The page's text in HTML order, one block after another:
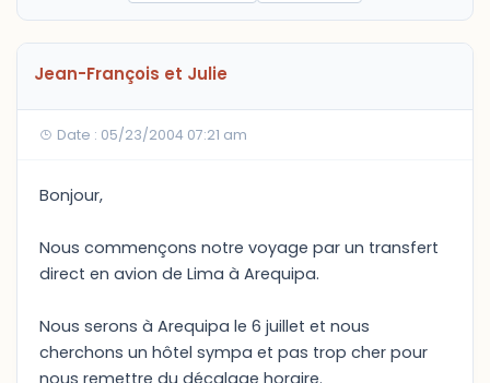
Jean-François et Julie
Date : 05/23/2004 07:21 am
Bonjour,
Nous commençons notre voyage par un transfert
direct en avion de Lima à Arequipa.
Nous serons à Arequipa le 6 juillet et nous
cherchons un hôtel sympa et pas trop cher pour
nous remettre du décalage horaire.